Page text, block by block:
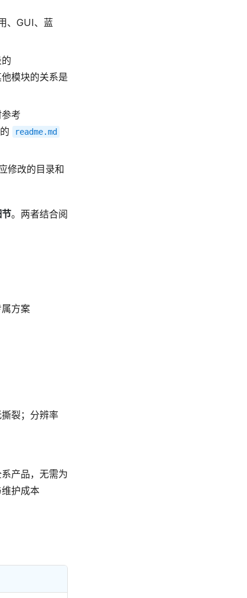
、GUI、蓝
模块的关系是
考
readme.md
修改的目录和
。两者结合阅
方案
撕裂；分辨率
产品，无需为
护成本